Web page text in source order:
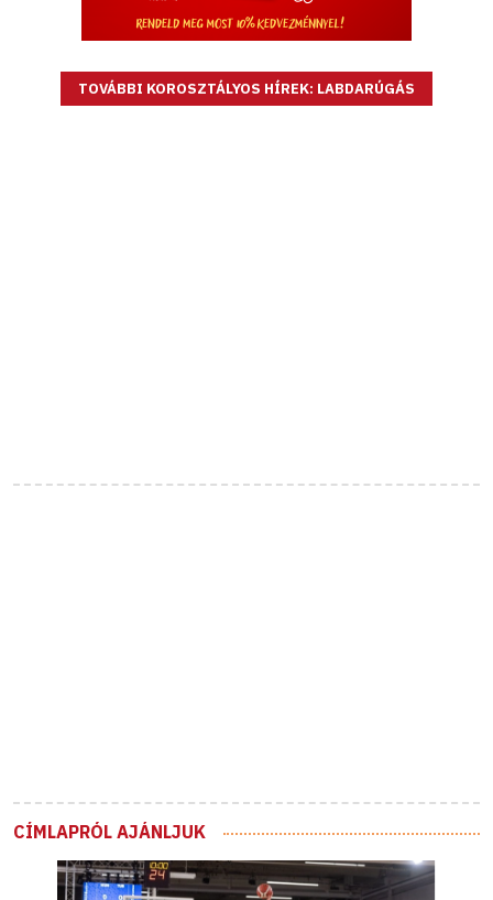
TOVÁBBI KOROSZTÁLYOS HÍREK: LABDARÚGÁS
CÍMLAPRÓL AJÁNLJUK